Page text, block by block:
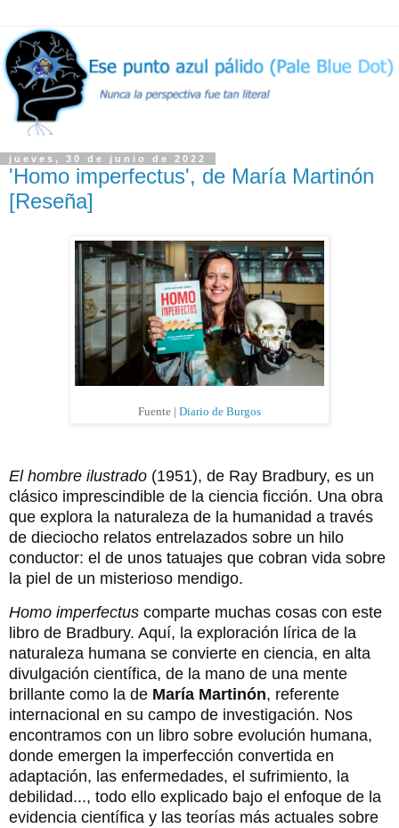
jueves, 30 de junio de 2022
'Homo imperfectus', de María Martinón
[Reseña]
Fuente | Diario de Burgos
El hombre ilustrado (1951), de Ray Bradbury, es un
clásico imprescindible de la ciencia ficción. Una obra
que explora la naturaleza de la humanidad a través
de dieciocho relatos entrelazados sobre un hilo
conductor: el de unos tatuajes que cobran vida sobre
la piel de un misterioso mendigo.
Homo imperfectus comparte muchas cosas con este
libro de Bradbury. Aquí, la exploración lírica de la
naturaleza humana se convierte en ciencia, en alta
divulgación científica, de la mano de una mente
brillante como la de María Martinón, referente
internacional en su campo de investigación. Nos
encontramos con un libro sobre evolución humana,
donde emergen la imperfección convertida en
adaptación, las enfermedades, el sufrimiento, la
debilidad..., todo ello explicado bajo el enfoque de la
evidencia científica y las teorías más actuales sobre